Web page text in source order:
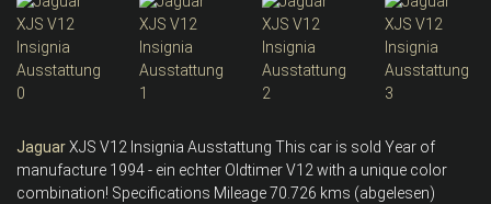
JaguarXJS V12 Insignia Ausstattung This car is sold Year of
manufacture 1994 - ein echter Oldtimer V12 with a unique color
combination! Specifications Mileage 70.726 kms (abgelesen)